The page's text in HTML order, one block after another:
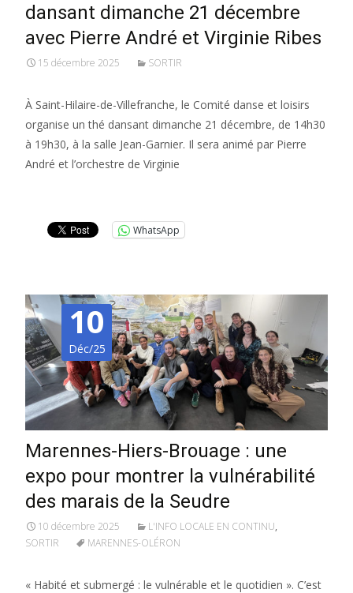
dansant dimanche 21 décembre
avec Pierre André et Virginie Ribes
15 décembre 2025 SORTIR
À Saint-Hilaire-de-Villefranche, le Comité danse et loisirs
organise un thé dansant dimanche 21 décembre, de 14h30
à 19h30, à la salle Jean-Garnier. Il sera animé par Pierre
André et l’orchestre de Virginie
WhatsApp
10
Déc/25
Marennes-Hiers-Brouage : une
expo pour montrer la vulnérabilité
des marais de la Seudre
10 décembre 2025 L'INFO LOCALE EN CONTINU,
SORTIR
MARENNES-OLÉRON
« Habité et submergé : le vulnérable et le quotidien ». C’est